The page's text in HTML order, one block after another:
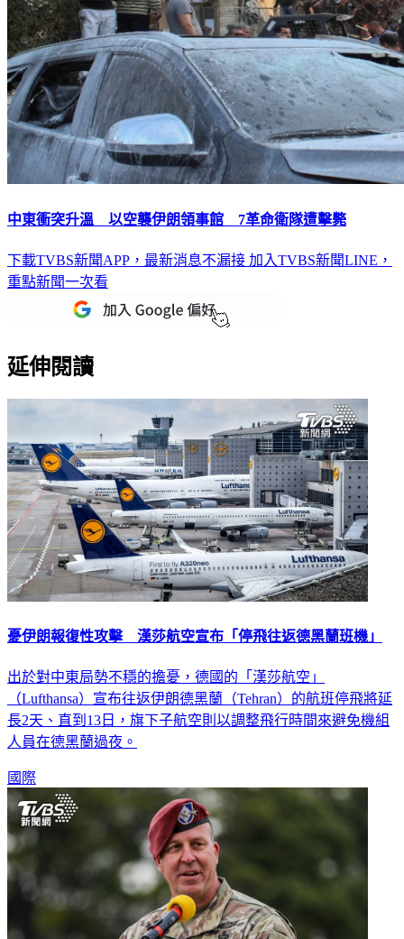
中東衝突升溫 以空襲伊朗領事館 7革命衛隊遭擊斃
下載TVBS新聞APP，最新消息不漏接 加入TVBS新聞LINE，
重點新聞一次看
延伸閱讀
憂伊朗報復性攻擊 漢莎航空宣布「停飛往返德黑蘭班機」
出於對中東局勢不穩的擔憂，德國的「漢莎航空」
（Lufthansa）宣布往返伊朗德黑蘭（Tehran）的航班停飛將延
長2天、直到13日，旗下子航空則以調整飛行時間來避免機組
人員在德黑蘭過夜。
國際